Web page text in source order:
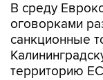
В среду
оговорками
санкционные
территорию